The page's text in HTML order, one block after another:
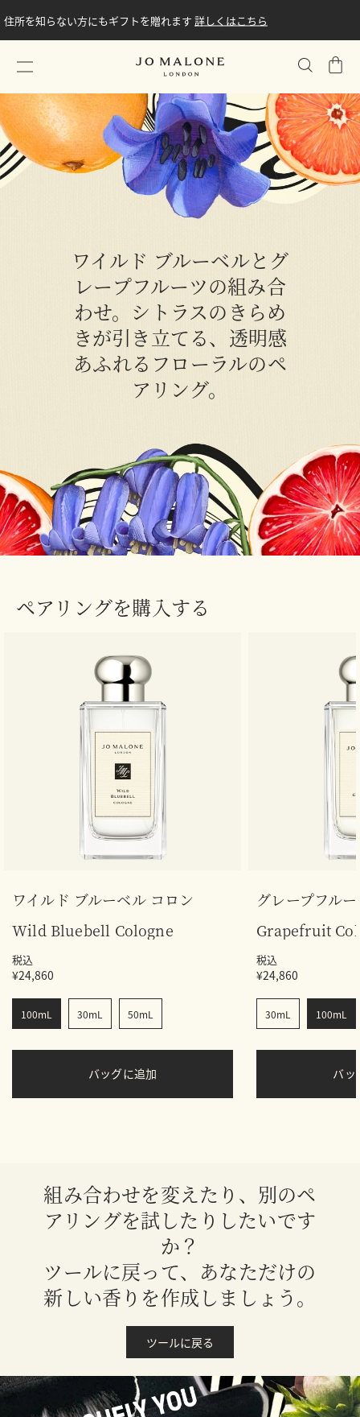
住所を知らない方にもギフトを贈れます 詳しくはこちら
シ
ッ
ピ
ン
グ
バ
ワイルド ブルーベルとグ
レープフルーツの組み合
わせ。シトラスのきらめ
きが引き立てる、透明感
あふれるフローラルのペ
アリング。
ペアリングを購入する
ワイルド ブルーベル コロン
Wild Bluebell Cologne
税込
¥24,860
100mL 30mL 50mL
バッグに追加
グレープフル
Grapefruit
税込
¥24,860
30mL 100mL
バ
組み合わせを変えたり、別のペ
アリングを試したりしたいです
か？
ツールに戻って、あなただけの
新しい香りを作成しましょう。
ツールに戻る